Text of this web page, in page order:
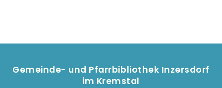
Gemeinde- und Pfarrbibliothek Inzersdorf
im Kremstal